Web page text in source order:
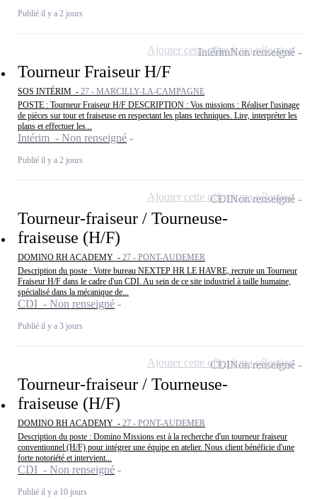
Publié il y a 2 jours
Tourneur Fraiseur H/F
SOS INTÉRIM - 27 - MARCILLY-LA-CAMPAGNE
POSTE : Tourneur Fraiseur H/F DESCRIPTION : Vos missions : Réaliser l'usinage
de pièces sur tour et fraiseuse en respectant les plans techniques. Lire, interpréter les
plans et effectuer les...
Intérim - Non renseigné
Publié il y a 2 jours
IntérimNon renseigné
Ajouter cette offre à ma sélection
Tourneur-fraiseur / Tourneuse-
fraiseuse (H/F)
DOMINO RH ACADEMY - 27 - PONT-AUDEMER
Description du poste : Votre bureau NEXTEP HR LE HAVRE, recrute un Tourneur
Fraiseur H/F dans le cadre d'un CDI. Au sein de ce site industriel à taille humaine,
spécialisé dans la mécanique de...
CDI - Non renseigné
Publié il y a 3 jours
CDINon renseigné
Ajouter cette offre à ma sélection
Tourneur-fraiseur / Tourneuse-
fraiseuse (H/F)
DOMINO RH ACADEMY - 27 - PONT-AUDEMER
Description du poste : Domino Missions est à la recherche d'un tourneur fraiseur
conventionnel (H/F) pour intégrer une équipe en atelier. Nous client bénéficie d'une
forte notoriété et intervient...
CDI - Non renseigné
Publié il y a 10 jours
CDINon renseigné
Ajouter cette offre à ma sélection